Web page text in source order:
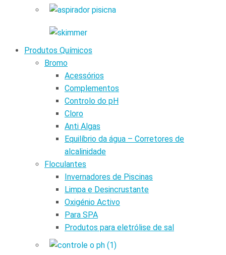
Produtos Químicos
Bromo
Acessórios
Complementos
Controlo do pH
Cloro
Anti Algas
Equilíbrio da água – Corretores de
alcalinidade
Floculantes
Invernadores de Piscinas
Limpa e Desincrustante
Oxigénio Activo
Para SPA
Produtos para eletrólise de sal